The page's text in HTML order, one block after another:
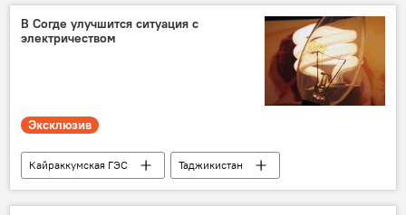
В Согде улучшится ситуация с
электричеством
Эксклюзив
Кайраккумская ГЭС
Таджикистан
Энергетика
Общество